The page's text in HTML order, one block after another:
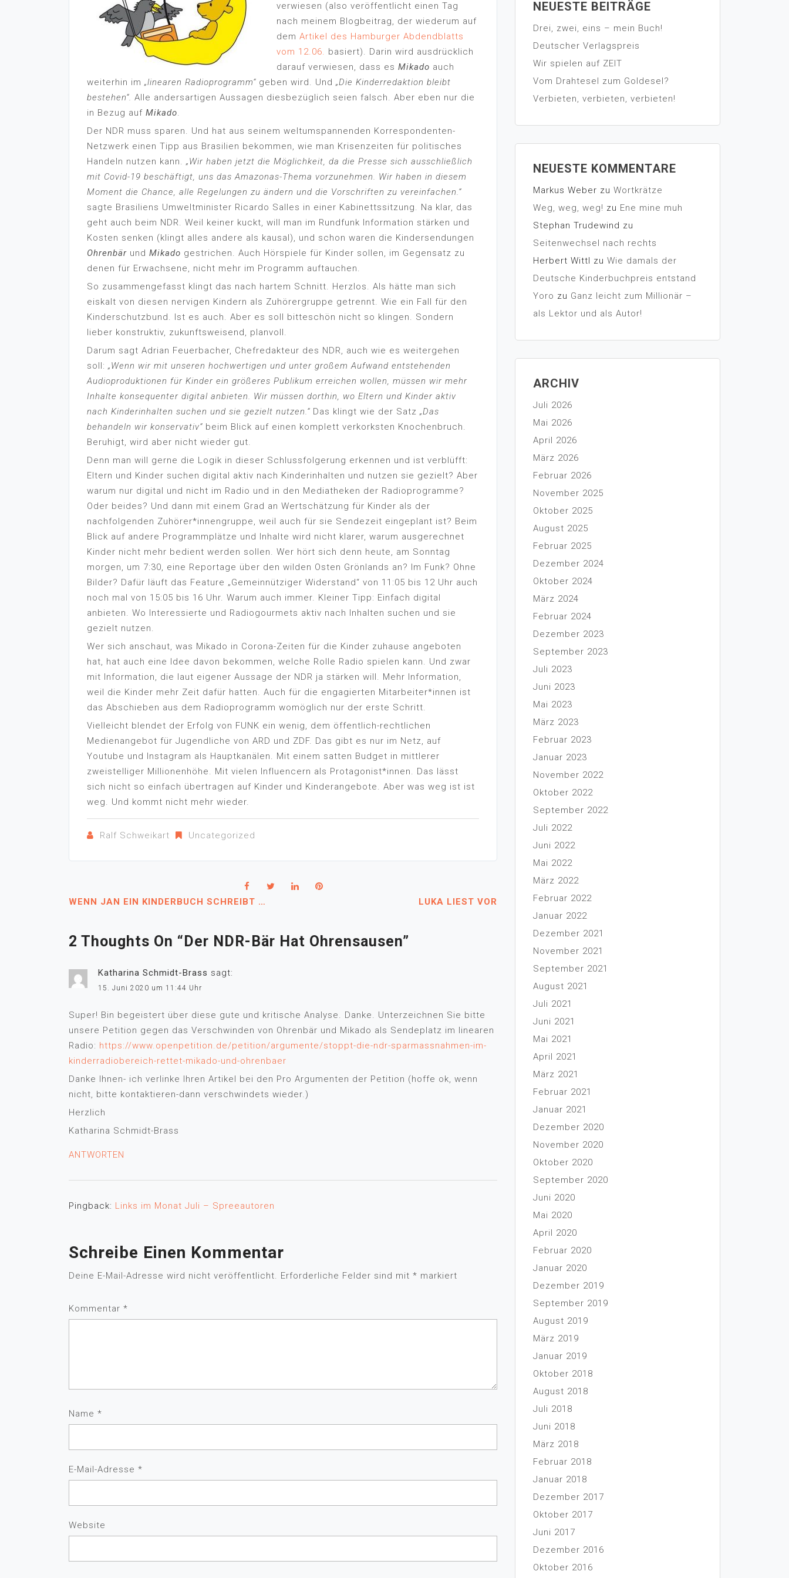
verwiesen (also veröffentlicht einen Tag
nach meinem Blogbeitrag, der wiederum auf
dem Artikel des Hamburger Abdendblatts
vom 12.06. basiert). Darin wird ausdrücklich
darauf verwiesen, dass es Mikado auch
weiterhin im „linearen Radioprogramm“ geben wird. Und „Die Kinderredaktion bleibt
bestehen“. Alle andersartigen Aussagen diesbezüglich seien falsch. Aber eben nur die
in Bezug auf Mikado.
Der NDR muss sparen. Und hat aus seinem weltumspannenden Korrespondenten-
Netzwerk einen Tipp aus Brasilien bekommen, wie man Krisenzeiten für politisches
Handeln nutzen kann. „Wir haben jetzt die Möglichkeit, da die Presse sich ausschließlich
mit Covid-19 beschäftigt, uns das Amazonas-Thema vorzunehmen. Wir haben in diesem
Moment die Chance, alle Regelungen zu ändern und die Vorschriften zu vereinfachen.“
sagte Brasiliens Umweltminister Ricardo Salles in einer Kabinettssitzung. Na klar, das
geht auch beim NDR. Weil keiner kuckt, will man im Rundfunk Information stärken und
Kosten senken (klingt alles andere als kausal), und schon waren die Kindersendungen
Ohrenbär und Mikado gestrichen. Auch Hörspiele für Kinder sollen, im Gegensatz zu
denen für Erwachsene, nicht mehr im Programm auftauchen.
So zusammengefasst klingt das nach hartem Schnitt. Herzlos. Als hätte man sich
eiskalt von diesen nervigen Kindern als Zuhörergruppe getrennt. Wie ein Fall für den
Kinderschutzbund. Ist es auch. Aber es soll bitteschön nicht so klingen. Sondern
lieber konstruktiv, zukunftsweisend, planvoll.
Darum sagt Adrian Feuerbacher, Chefredakteur des NDR, auch wie es weitergehen
soll: „Wenn wir mit unseren hochwertigen und unter großem Aufwand entstehenden
Audioproduktionen für Kinder ein größeres Publikum erreichen wollen, müssen wir mehr
Inhalte konsequenter digital anbieten. Wir müssen dorthin, wo Eltern und Kinder aktiv
nach Kinderinhalten suchen und sie gezielt nutzen.“ Das klingt wie der Satz „Das
behandeln wir konservativ“ beim Blick auf einen komplett verkorksten Knochenbruch.
Beruhigt, wird aber nicht wieder gut.
Denn man will gerne die Logik in dieser Schlussfolgerung erkennen und ist verblüfft:
Eltern und Kinder suchen digital aktiv nach Kinderinhalten und nutzen sie gezielt? Aber
warum nur digital und nicht im Radio und in den Mediatheken der Radioprogramme?
Oder beides? Und dann mit einem Grad an Wertschätzung für Kinder als der
nachfolgenden Zuhörer*innengruppe, weil auch für sie Sendezeit eingeplant ist? Beim
Blick auf andere Programmplätze und Inhalte wird nicht klarer, warum ausgerechnet
Kinder nicht mehr bedient werden sollen. Wer hört sich denn heute, am Sonntag
morgen, um 7:30, eine Reportage über den wilden Osten Grönlands an? Im Funk? Ohne
Bilder? Dafür läuft das Feature „Gemeinnütziger Widerstand“ von 11:05 bis 12 Uhr auch
noch mal von 15:05 bis 16 Uhr. Warum auch immer. Kleiner Tipp: Einfach digital
anbieten. Wo Interessierte und Radiogourmets aktiv nach Inhalten suchen und sie
gezielt nutzen.
Wer sich anschaut, was Mikado in Corona-Zeiten für die Kinder zuhause angeboten
hat, hat auch eine Idee davon bekommen, welche Rolle Radio spielen kann. Und zwar
mit Information, die laut eigener Aussage der NDR ja stärken will. Mehr Information,
weil die Kinder mehr Zeit dafür hatten. Auch für die engagierten Mitarbeiter*innen ist
das Abschieben aus dem Radioprogramm womöglich nur der erste Schritt.
Vielleicht blendet der Erfolg von FUNK ein wenig, dem öffentlich-rechtlichen
Medienangebot für Jugendliche von ARD und ZDF. Das gibt es nur im Netz, auf
Youtube und Instagram als Hauptkanälen. Mit einem satten Budget in mittlerer
zweistelliger Millionenhöhe. Mit vielen Influencern als Protagonist*innen. Das lässt
sich nicht so einfach übertragen auf Kinder und Kinderangebote. Aber was weg ist ist
weg. Und kommt nicht mehr wieder.
Ralf Schweikart Uncategorized
WENN JAN EIN KINDERBUCH SCHREIBT … LUKA LIEST VOR
2 Thoughts On “ Der NDR-Bär Hat Ohrensausen”
Katharina Schmidt-Brass sagt:
15. Juni 2020 um 11:44 Uhr
Super! Bin begeistert über diese gute und kritische Analyse. Danke. Unterzeichnen Sie bitte
unsere Petition gegen das Verschwinden von Ohrenbär und Mikado als Sendeplatz im linearen
Radio: https://www.openpetition.de/petition/argumente/stoppt-die-ndr-sparmassnahmen-im-
kinderradiobereich-rettet-mikado-und-ohrenbaer
Danke Ihnen- ich verlinke Ihren Artikel bei den Pro Argumenten der Petition (hoffe ok, wenn
nicht, bitte kontaktieren-dann verschwindets wieder.)
Herzlich
Katharina Schmidt-Brass
ANTWORTEN
Pingback: Links im Monat Juli – Spreeautoren
Schreibe Einen Kommentar
Deine E-Mail-Adresse wird nicht veröffentlicht. Erforderliche Felder sind mit * markiert
Kommentar *
Name *
E-Mail-Adresse *
Website
NEUESTE BEITRÄGE
Drei, zwei, eins – mein Buch!
Deutscher Verlagspreis
Wir spielen auf ZEIT
Vom Drahtesel zum Goldesel?
Verbieten, verbieten, verbieten!
NEUESTE KOMMENTARE
Markus Weber zu Wortkrätze
Weg, weg, weg! zu Ene mine muh
Stephan Trudewind zu
Seitenwechsel nach rechts
Herbert Wittl zu Wie damals der
Deutsche Kinderbuchpreis entstand
Yoro zu Ganz leicht zum Millionär –
als Lektor und als Autor!
ARCHIV
Juli 2026
Mai 2026
April 2026
März 2026
Februar 2026
November 2025
Oktober 2025
August 2025
Februar 2025
Dezember 2024
Oktober 2024
März 2024
Februar 2024
Dezember 2023
September 2023
Juli 2023
Juni 2023
Mai 2023
März 2023
Februar 2023
Januar 2023
November 2022
Oktober 2022
September 2022
Juli 2022
Juni 2022
Mai 2022
März 2022
Februar 2022
Januar 2022
Dezember 2021
November 2021
September 2021
August 2021
Juli 2021
Juni 2021
Mai 2021
April 2021
März 2021
Februar 2021
Januar 2021
Dezember 2020
November 2020
Oktober 2020
September 2020
Juni 2020
Mai 2020
April 2020
Februar 2020
Januar 2020
Dezember 2019
September 2019
August 2019
März 2019
Januar 2019
Oktober 2018
August 2018
Juli 2018
Juni 2018
März 2018
Februar 2018
Januar 2018
Dezember 2017
Oktober 2017
Juni 2017
Dezember 2016
Oktober 2016